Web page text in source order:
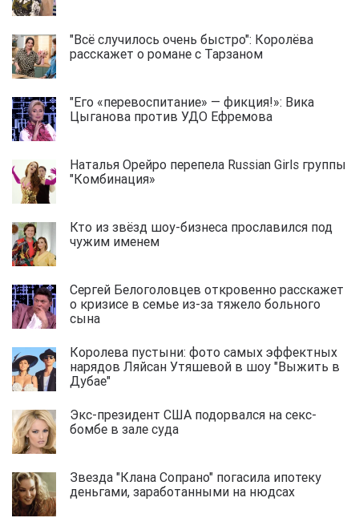
"Всё случилось очень быстро": Королёва
расскажет о романе с Тарзаном
"Его «перевоспитание» — фикция!»: Вика
Цыганова против УДО Ефремова
Наталья Орейро перепела Russian Girls группы
"Комбинация»
Кто из звёзд шоу-бизнеса прославился под
чужим именем
Сергей Белоголовцев откровенно расскажет
о кризисе в семье из-за тяжело больного
сына
Королева пустыни: фото самых эффектных
нарядов Ляйсан Утяшевой в шоу "Выжить в
Дубае"
Экс-президент США подорвался на секс-
бомбе в зале суда
Звезда "Клана Сопрано" погасила ипотеку
деньгами, заработанными на нюдсах